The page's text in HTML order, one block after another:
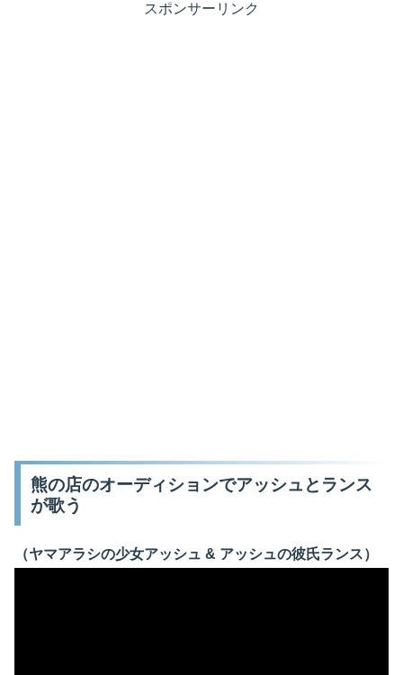
スポンサーリンク
熊の店のオーディションでアッシュとランス
が歌う
（ヤマアラシの少女アッシュ & アッシュの彼氏ランス）